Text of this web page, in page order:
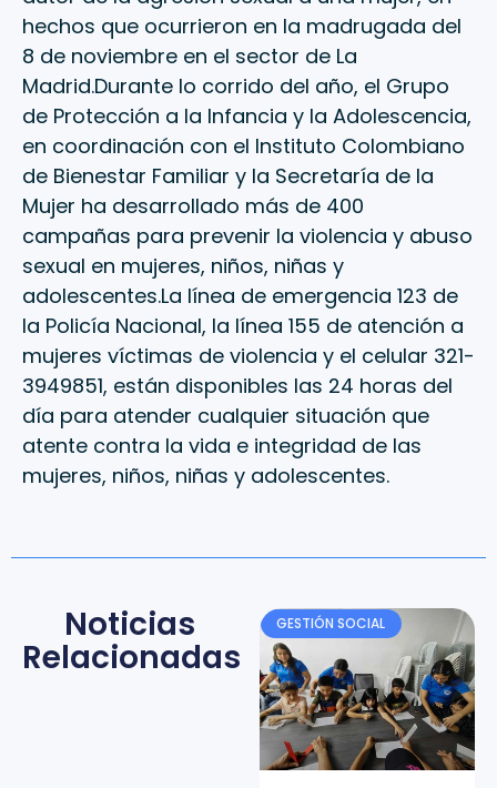
hechos que ocurrieron en la madrugada del
8 de noviembre en el sector de La
Madrid.Durante lo corrido del año, el Grupo
de Protección a la Infancia y la Adolescencia,
en coordinación con el Instituto Colombiano
de Bienestar Familiar y la Secretaría de la
Mujer ha desarrollado más de 400
campañas para prevenir la violencia y abuso
sexual en mujeres, niños, niñas y
adolescentes.La línea de emergencia 123 de
la Policía Nacional, la línea 155 de atención a
mujeres víctimas de violencia y el celular 321-
3949851, están disponibles las 24 horas del
día para atender cualquier situación que
atente contra la vida e integridad de las
mujeres, niños, niñas y adolescentes.
Noticias
Relacionadas
GESTIÓN SOCIAL